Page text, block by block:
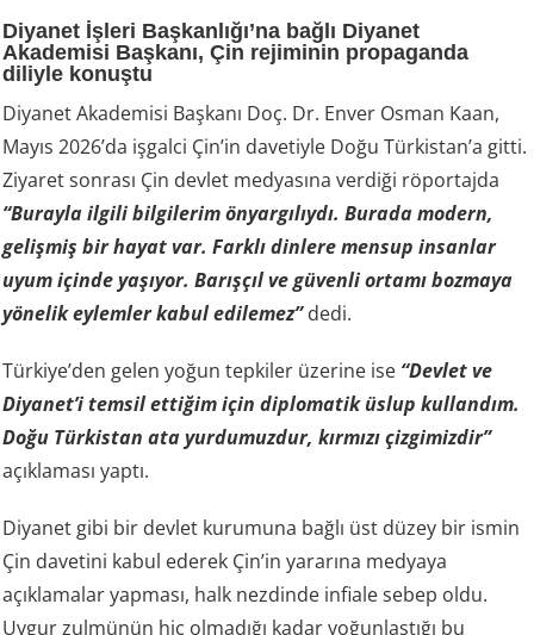
Diyanet İşleri Başkanlığı’na bağlı Diyanet
Akademisi Başkanı, Çin rejiminin propaganda
diliyle konuştu
Diyanet Akademisi Başkanı Doç. Dr. Enver Osman Kaan,
Mayıs 2026’da işgalci Çin’in davetiyle Doğu Türkistan’a gitti.
Ziyaret sonrası Çin devlet medyasına verdiği röportajda
“Burayla ilgili bilgilerim önyargılıydı. Burada modern,
gelişmiş bir hayat var. Farklı dinlere mensup insanlar
uyum içinde yaşıyor. Barışçıl ve güvenli ortamı bozmaya
yönelik eylemler kabul edilemez”dedi.
Türkiye’den gelen yoğun tepkiler üzerine ise “Devlet ve
Diyanet’i temsil ettiğim için diplomatik üslup kullandım.
Doğu Türkistan ata yurdumuzdur, kırmızı çizgimizdir”
açıklaması yaptı.
Diyanet gibi bir devlet kurumuna bağlı üst düzey bir ismin
Çin davetini kabul ederek Çin’in yararına medyaya
açıklamalar yapması, halk nezdinde infiale sebep oldu.
Uygur zulmünün hiç olmadığı kadar yoğunlaştığı bu